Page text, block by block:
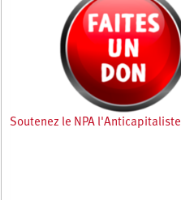
Soutenez le NPA l'Anticapitaliste